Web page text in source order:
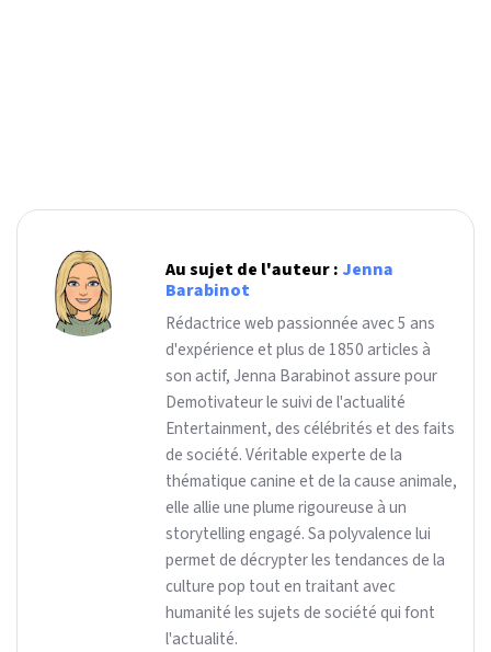
Au sujet de l'auteur : Jenna
Barabinot
Rédactrice web passionnée avec 5 ans
d'expérience et plus de 1850 articles à
son actif, Jenna Barabinot assure pour
Demotivateur le suivi de l'actualité
Entertainment, des célébrités et des faits
de société. Véritable experte de la
thématique canine et de la cause animale,
elle allie une plume rigoureuse à un
storytelling engagé. Sa polyvalence lui
permet de décrypter les tendances de la
culture pop tout en traitant avec
humanité les sujets de société qui font
l'actualité.